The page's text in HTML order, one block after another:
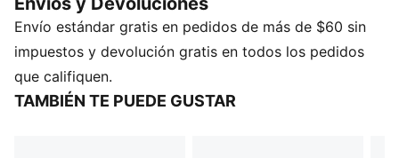
de la Scuderia Ferrari, para que lleves el legado de
Ferrari a todas partes. Siente la adrenalina de la pista
cuando te pongas estos tenis.
CARACTERÍSTICAS Y VENTAJAS
El empeine está fabricado con al menos un 20 % de
Envío estándar gratis en pedidos de más de $60 sin
impuestos y devolución gratis en todos los pedidos
que califiquen.
TAMBIÉN TE PUEDE GUSTAR